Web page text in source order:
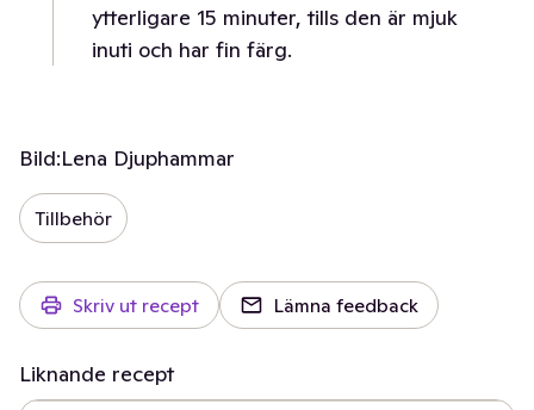
ytterligare 15 minuter, tills den är mjuk
inuti och har fin färg.
Bild:Lena Djuphammar
Tillbehör
Skriv ut recept Lämna feedback
Liknande recept